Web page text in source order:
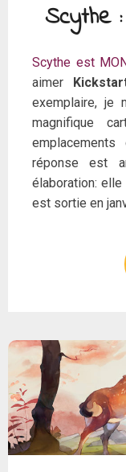
Scythe
Scythe est
aimer
exemplaire, je
magnifique
réponse est
élaboration: elle
est sortie en